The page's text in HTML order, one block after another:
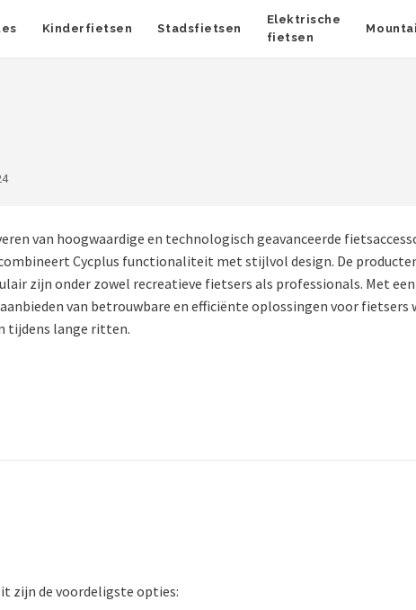
Kinderfietsen Stadsfietsen
Elektrische
fietsen
van hoogwaardige en technologisch geavanceerde
Cycplus functionaliteit met stijlvol design. De
zijn onder zowel recreatieve fietsers als professionals. Met
van betrouwbare en efficiënte oplossingen voor fietsers
tijdens lange ritten.
zijn de voordeligste opties: